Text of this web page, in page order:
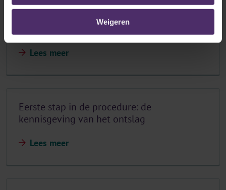
Weigeren
Wat is de te volgen procedure?
Lees meer
Eerste stap in de procedure: de
kennisgeving van het ontslag
Lees meer